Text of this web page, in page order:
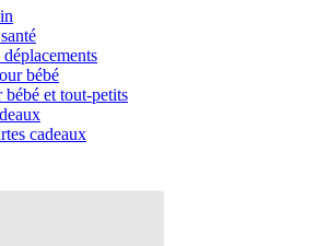
bébé
bébé et tout-petits
cadeaux